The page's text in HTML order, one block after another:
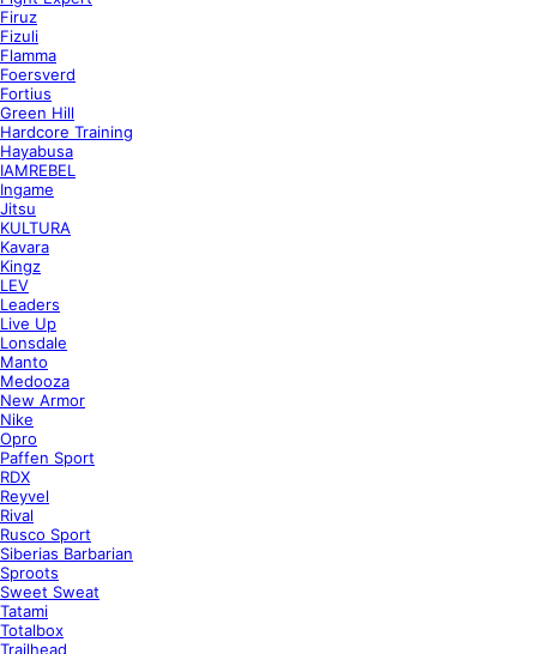
Firuz
Fizuli
Flamma
Foersverd
Fortius
Green Hill
Hardcore Training
Hayabusa
IAMREBEL
Ingame
Jitsu
KULTURA
Kavara
Kingz
LEV
Leaders
Live Up
Lonsdale
Manto
Medooza
New Armor
Nike
Opro
Paffen Sport
RDX
Reyvel
Rival
Rusco Sport
Siberias Barbarian
Sproots
Sweet Sweat
Tatami
Totalbox
Trailhead